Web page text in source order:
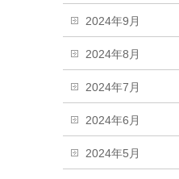
2024年9月
2024年8月
2024年7月
2024年6月
2024年5月